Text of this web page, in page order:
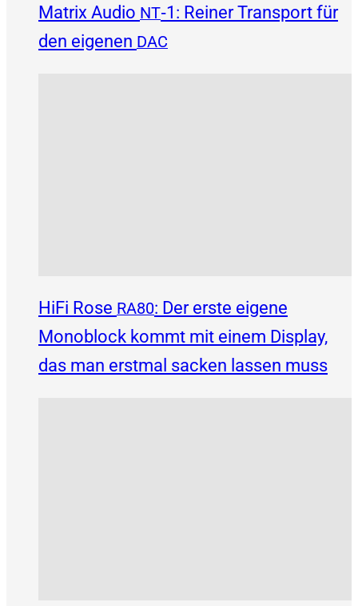
Matrix Audio NT‑1: Reiner Transport für
den eigenen DAC
HiFi Rose RA80: Der erste eigene
Monoblock kommt mit einem Display,
das man erstmal sacken lassen muss